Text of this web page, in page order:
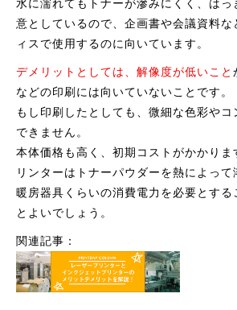
水に濡れてもトナーが滲みにくく、はっ
意としているので、企画書や会議資料な
ィスで使用するのに向いています。
デメリットとしては、解像度が低いこと
などの印刷には向いていないことです。
もし印刷したとしても、微細な色彩やコ
できません。
本体価格も高く、初期コストがかかり
リンターはトナーパウダーを熱によっ
暖房器具くらいの消費電力を必要とする
とよいでしょう。
関連記事：